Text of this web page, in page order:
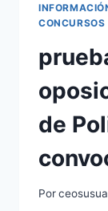
CONCURSOS
de
Por